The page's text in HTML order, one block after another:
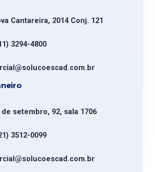
Cantareira, 2014 Conj. 121
3294-4800
de setembro, 92, sala 1706
3512-0099